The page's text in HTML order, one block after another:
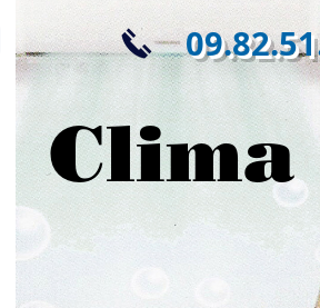
Clima